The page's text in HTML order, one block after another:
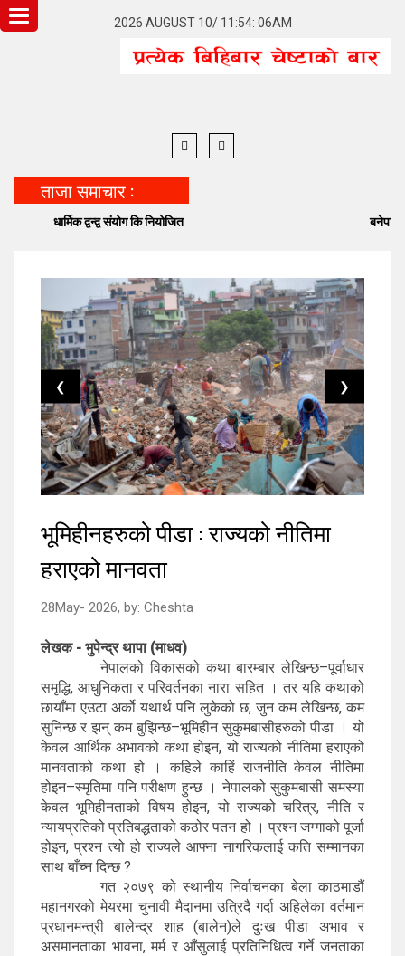
2026 AUGUST 10/ 11:54: 06AM
Toggle
navigation
ताजा समाचार :
धार्मिक द्वन्द्व संयोग कि नियोजित बनेपा निष्टमा
❮ ❯
भूमिहीनहरुको पीडा : राज्यको नीतिमा
हराएको मानवता
28May- 2026, by: Cheshta
लेखक - भुपेन्द्र थापा (माधव)
नेपालको विकासको कथा बारम्बार लेखिन्छ–पूर्वाधार
समृद्धि, आधुनिकता र परिवर्तनका नारा सहित । तर यहि कथाको
छायाँमा एउटा अर्को यथार्थ पनि लुकेको छ, जुन कम लेखिन्छ, कम
सुनिन्छ र झन् कम बुझिन्छ–भूमिहीन सुकुमबासीहरुको पीडा । यो
केवल आर्थिक अभावको कथा होइन, यो राज्यको नीतिमा हराएको
मानवताको कथा हो । कहिले काहिं राजनीति केवल नीतिमा
होइन–स्मृतिमा पनि परीक्षण हुन्छ । नेपालको सुकुमबासी समस्या
केवल भूमिहीनताको विषय होइन, यो राज्यको चरित्र, नीति र
न्यायप्रतिको प्रतिबद्धताको कठोर पतन हो । प्रश्न जग्गाको पूर्जा
होइन, प्रश्न त्यो हो राज्यले आफ्ना नागरिकलाई कति सम्मानका
साथ बाँच्न दिन्छ ?
गत २०७९ को स्थानीय निर्वाचनका बेला काठमाडौं
महानगरको मेयरमा चुनावी मैदानमा उत्रिदै गर्दा अहिलेका वर्तमान
प्रधानमन्त्री बालेन्द्र शाह (बालेन)ले दुःख पीडा अभाव र
असमानताका भावना, मर्म र आँसुलाई प्रतिनिधित्व गर्ने जनताका